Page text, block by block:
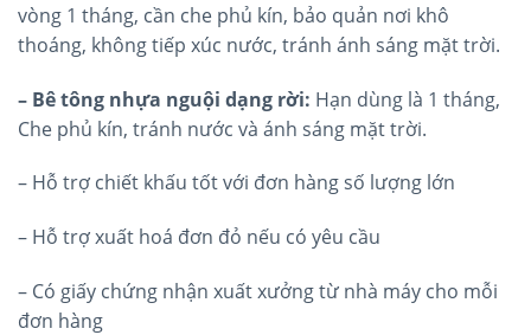
vòng 1 tháng, cần che phủ kín, bảo quản nơi khô
thoáng, không tiếp xúc nước, tránh ánh sáng mặt trời.
– Bê tông nhựa nguội dạng rời: Hạn dùng là 1 tháng,
Che phủ kín, tránh nước và ánh sáng mặt trời.
– Hỗ trợ chiết khấu tốt với đơn hàng số lượng lớn
– Hỗ trợ xuất hoá đơn đỏ nếu có yêu cầu
– Có giấy chứng nhận xuất xưởng từ nhà máy cho mỗi
đơn hàng